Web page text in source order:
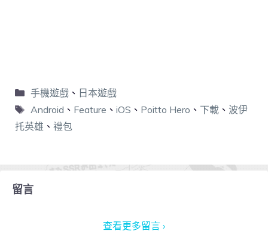
手機遊戲、 日本遊戲
Android 、 Feature 、 iOS 、 Poitto Hero 、 下載、 波伊
托英雄 、 禮包
留言
查看更多留言 ›